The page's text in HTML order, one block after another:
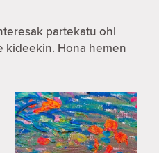
partekatu ohi
kideekin. Hona hemen